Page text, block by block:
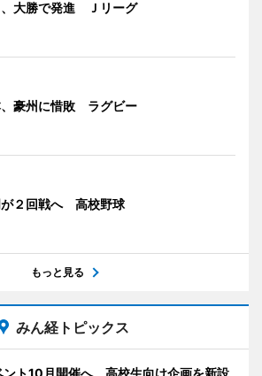
大勝で発進 Ｊリーグ
、豪州に惜敗 ラグビー
２回戦へ 高校野球
もっと見る
みん経トピックス
ント10月開催へ 高校生向け企画を新設